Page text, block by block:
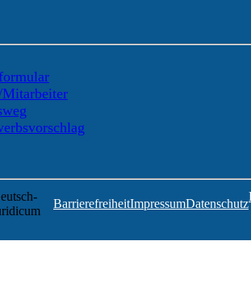
BarrierefreiheitImpressumDatenschutz